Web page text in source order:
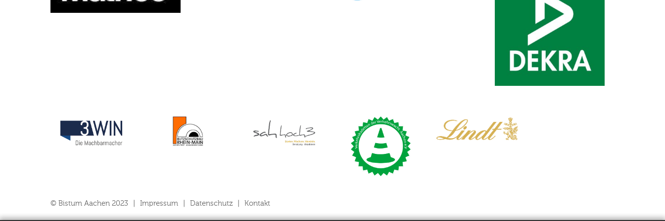
© Bistum Aachen 2023 Impressum Datenschutz Kontakt